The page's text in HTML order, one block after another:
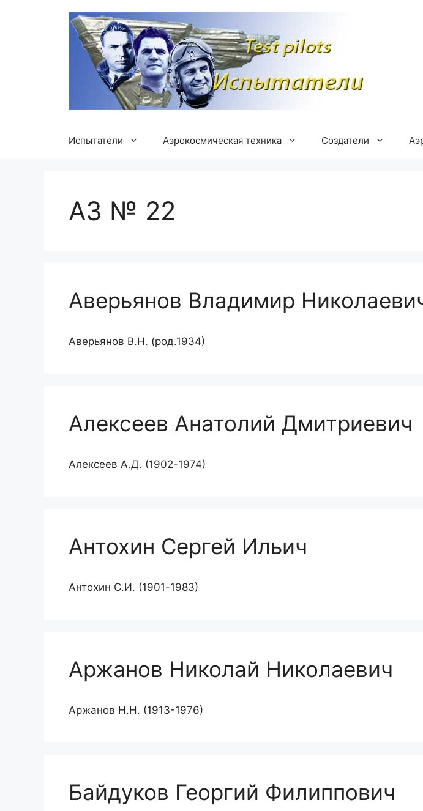
Испытатели Аэрокосмическая техника Создатели
АЗ № 22
Аверьянов Владимир
Аверьянов В.Н. (род.1934)
Алексеев Анатолий Дмитриевич
Алексеев А.Д. (1902-1974)
Антохин Сергей Ильич
Антохин С.И. (1901-1983)
Аржанов Николай Николаевич
Аржанов Н.Н. (1913-1976)
Байдуков Георгий Филиппович